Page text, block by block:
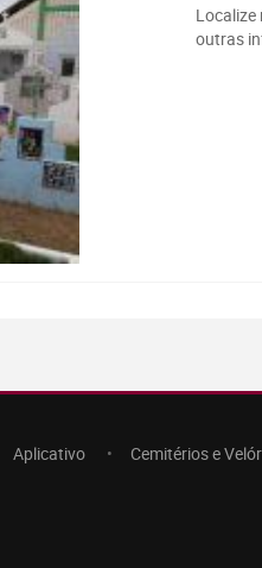
Localize
outras
Aplicativo Cemitérios e